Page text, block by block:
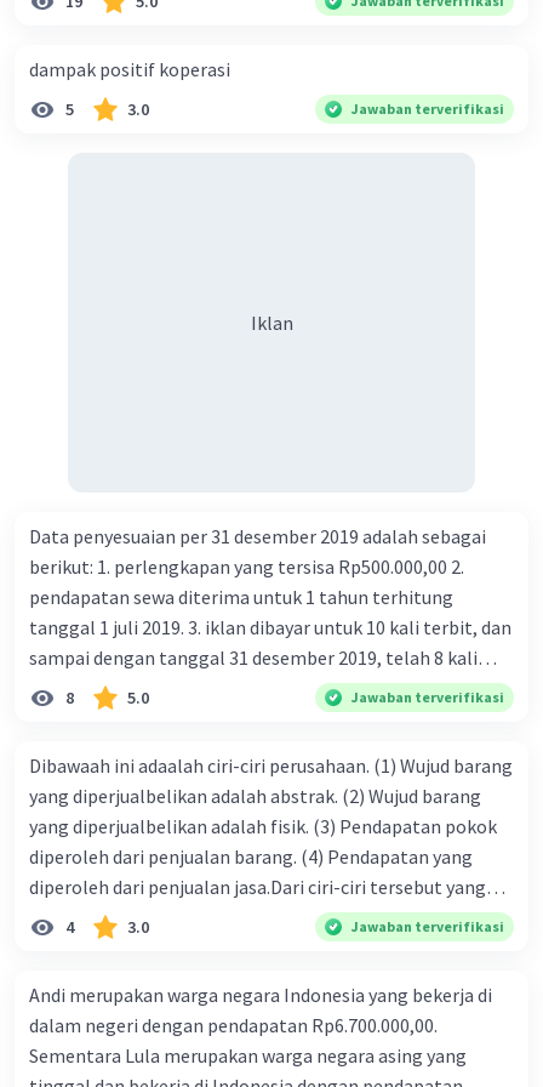
dampak positif koperasi
5 3.0 Jawaban terverifikasi
Iklan
Data penyesuaian per 31 desember 2019 adalah sebagai
berikut: 1. perlengkapan yang tersisa Rp500.000,00 2.
pendapatan sewa diterima untuk 1 tahun terhitung
tanggal 1 juli 2019. 3. iklan dibayar untuk 10 kali terbit, dan
sampai dengan tanggal 31 desember 2019, telah 8 kali
terbit. 4. gaji terutang untuk periode berjalan sebesar
Rp800.000,00 dari data di atas, pencatatan jurnal pembalik
8 5.0 Jawaban terverifikasi
Dibawaah ini adaalah ciri-ciri perusahaan. (1) Wujud barang
yang diperjualbelikan adalah abstrak. (2) Wujud barang
yang diperjualbelikan adalah fisik. (3) Pendapatan pokok
diperoleh dari penjualan barang. (4) Pendapatan yang
diperoleh dari penjualan jasa.Dari ciri-ciri tersebut yang
merupakan ciri dari perusahaan dagang ditunjukan pada
nomor…. a. 1 dan 3 b. 3 dan 4 c. 2 dan 3 d. 1 dan 2 e. 2 dan 4
4 3.0 Jawaban terverifikasi
Andi merupakan warga negara Indonesia yang bekerja di
dalam negeri dengan pendapatan Rp6.700.000,00.
Sementara Lula merupakan warga negara asing yang